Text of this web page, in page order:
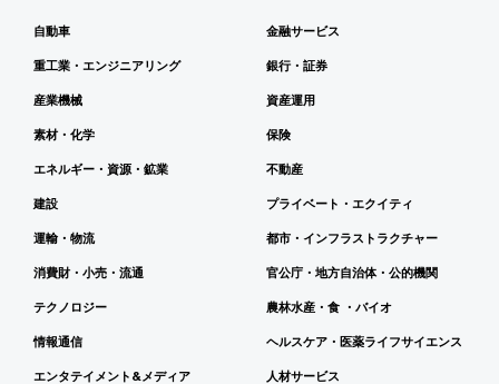
自動車
重工業・エンジニアリング
産業機械
素材・化学
エネルギー・資源・鉱業
建設
運輸・物流
消費財・小売・流通
テクノロジー
情報通信
エンタテイメント&メディア
金融サービス
銀行・証券
資産運用
保険
不動産
プライベート・エクイティ
都市・インフラストラクチャー
官公庁・地方自治体・公的機関
農林水産・食 ・バイオ
ヘルスケア・医薬ライフサイエンス
人材サービス